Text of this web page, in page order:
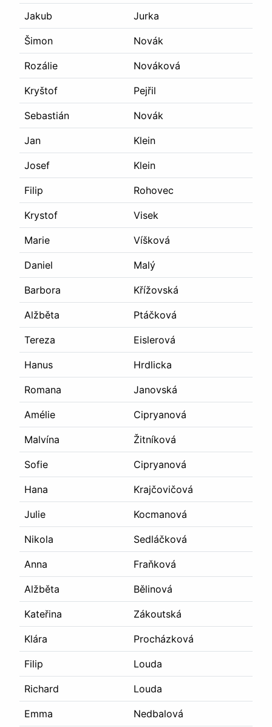
Jakub Jurka
Šimon Novák
Rozálie Nováková
Kryštof Pejřil
Sebastián Novák
Jan Klein
Josef Klein
Filip Rohovec
Krystof Visek
Marie Víšková
Daniel Malý
Barbora Křížovská
Alžběta Ptáčková
Tereza Eislerová
Hanus Hrdlicka
Romana Janovská
Amélie Cipryanová
Malvína Žitníková
Sofie Cipryanová
Hana Krajčovičová
Julie Kocmanová
Nikola Sedláčková
Anna Fraňková
Alžběta Bělinová
Kateřina Zákoutská
Klára Procházková
Filip Louda
Richard Louda
Emma Nedbalová